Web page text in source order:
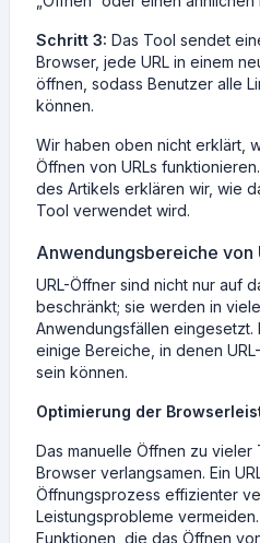
Schritt 3: Das Tool sendet
Browser, jede URL in einem
öffnen, sodass Benutzer alle
können.
Wir haben oben nicht erklärt,
Öffnen von URLs
des Artikels erklären wir, wie
Tool verwendet wird.
Anwendungsbereiche von
URL-Öffner sind nicht nur auf
beschränkt; sie werden in
Anwendungsfällen eingesetzt.
einige Bereiche, in denen
sein können.
Optimierung der
Das manuelle Öffnen zu vieler
Browser verlangsamen. Ein
Öffnungsprozess effizienter
Leistungsprobleme
Funktionen, die das Öffnen